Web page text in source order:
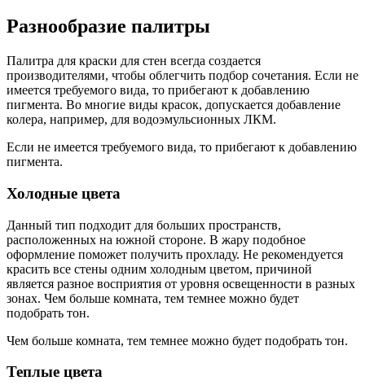
Разнообразие палитры
Палитра для краски для стен всегда создается
производителями, чтобы облегчить подбор сочетания. Если не
имеется требуемого вида, то прибегают к добавлению
пигмента. Во многие виды красок, допускается добавление
колера, например, для водоэмульсионных ЛКМ.
Если не имеется требуемого вида, то прибегают к добавлению
пигмента.
Холодные цвета
Данный тип подходит для больших пространств,
расположенных на южной стороне. В жару подобное
оформление поможет получить прохладу. Не рекомендуется
красить все стены одним холодным цветом, причиной
является разное восприятия от уровня освещенности в разных
зонах. Чем больше комната, тем темнее можно будет
подобрать тон.
Чем больше комната, тем темнее можно будет подобрать тон.
Теплые цвета